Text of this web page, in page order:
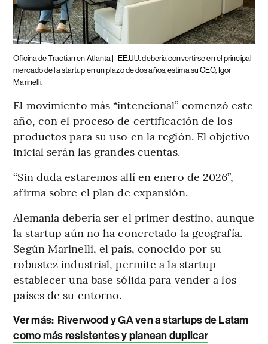
Oficina de Tractian en Atlanta |
EE.UU. debería convertirse en el principal
mercado de la startup en un plazo de dos años, estima su CEO, Igor
Marinelli.
El movimiento más “intencional” comenzó este
año, con el proceso de certificación de los
productos para su uso en la región. El objetivo
inicial serán las grandes cuentas.
“Sin duda estaremos allí en enero de 2026”,
afirma sobre el plan de expansión.
Alemania debería ser el primer destino, aunque
la startup aún no ha concretado la geografía.
Según Marinelli, el país, conocido por su
robustez industrial, permite a la startup
establecer una base sólida para vender a los
países de su entorno.
Ver más: Riverwood y GA ven a startups de Latam
como más resistentes y planean duplicar